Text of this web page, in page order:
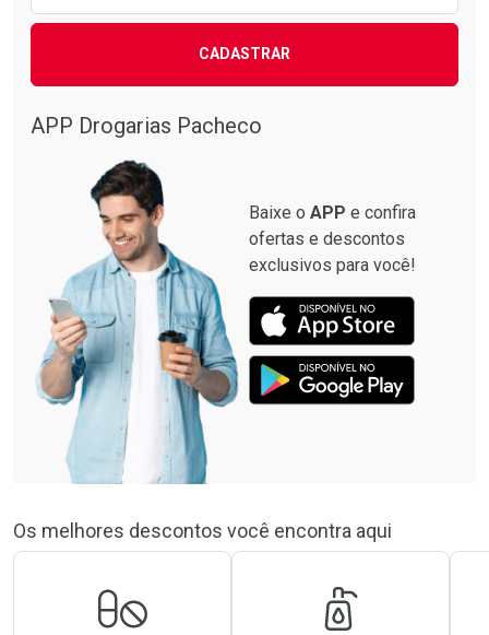
CADASTRAR
APP Drogarias Pacheco
Baixe o APP e confira
ofertas e descontos
exclusivos para você!
Os melhores descontos você encontra aqui